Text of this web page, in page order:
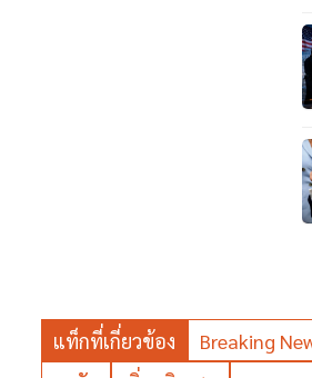
แท็กที่เกี่ยวข้อง Breaking